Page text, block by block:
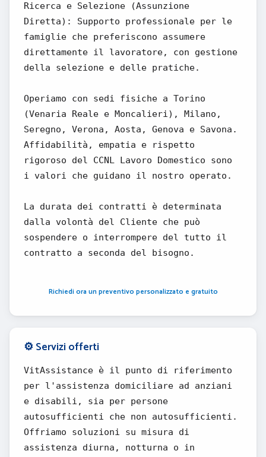
Ricerca e Selezione (Assunzione
Diretta): Supporto professionale per le
famiglie che preferiscono assumere
direttamente il lavoratore, con gestione
della selezione e delle pratiche.
Operiamo con sedi fisiche a Torino
(Venaria Reale e Moncalieri), Milano,
Seregno, Verona, Aosta, Genova e Savona.
Affidabilità, empatia e rispetto
rigoroso del CCNL Lavoro Domestico sono
i valori che guidano il nostro operato.
La durata dei contratti è determinata
dalla volontà del Cliente che può
sospendere o interrompere del tutto il
contratto a seconda del bisogno.
Richiedi ora un preventivo personalizzato e gratuito
⚙️ Servizi offerti
VitAssistance è il punto di riferimento
per l'assistenza domiciliare ad anziani
e disabili, sia per persone
autosufficienti che non autosufficienti.
Offriamo soluzioni su misura di
assistenza diurna, notturna o in